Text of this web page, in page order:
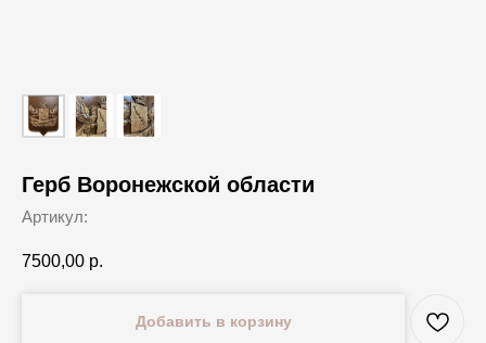
Герб Воронежской области
Артикул:
7500,00 р.
Добавить в корзину